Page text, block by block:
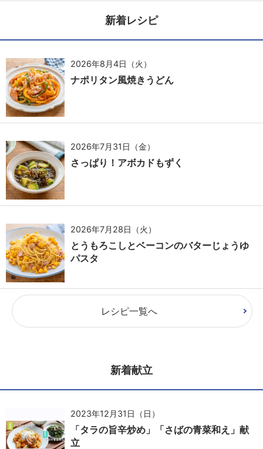
新着レシピ
2026年8月4日（火）
ナポリタン風焼きうどん
2026年7月31日（金）
さっぱり！アボカドもずく
2026年7月28日（火）
とうもろこしとベーコンのバターじょうゆ
パスタ
レシピ一覧へ
新着献立
2023年12月31日（日）
「タラの旨辛炒め」「さばの青菜和え」献
立